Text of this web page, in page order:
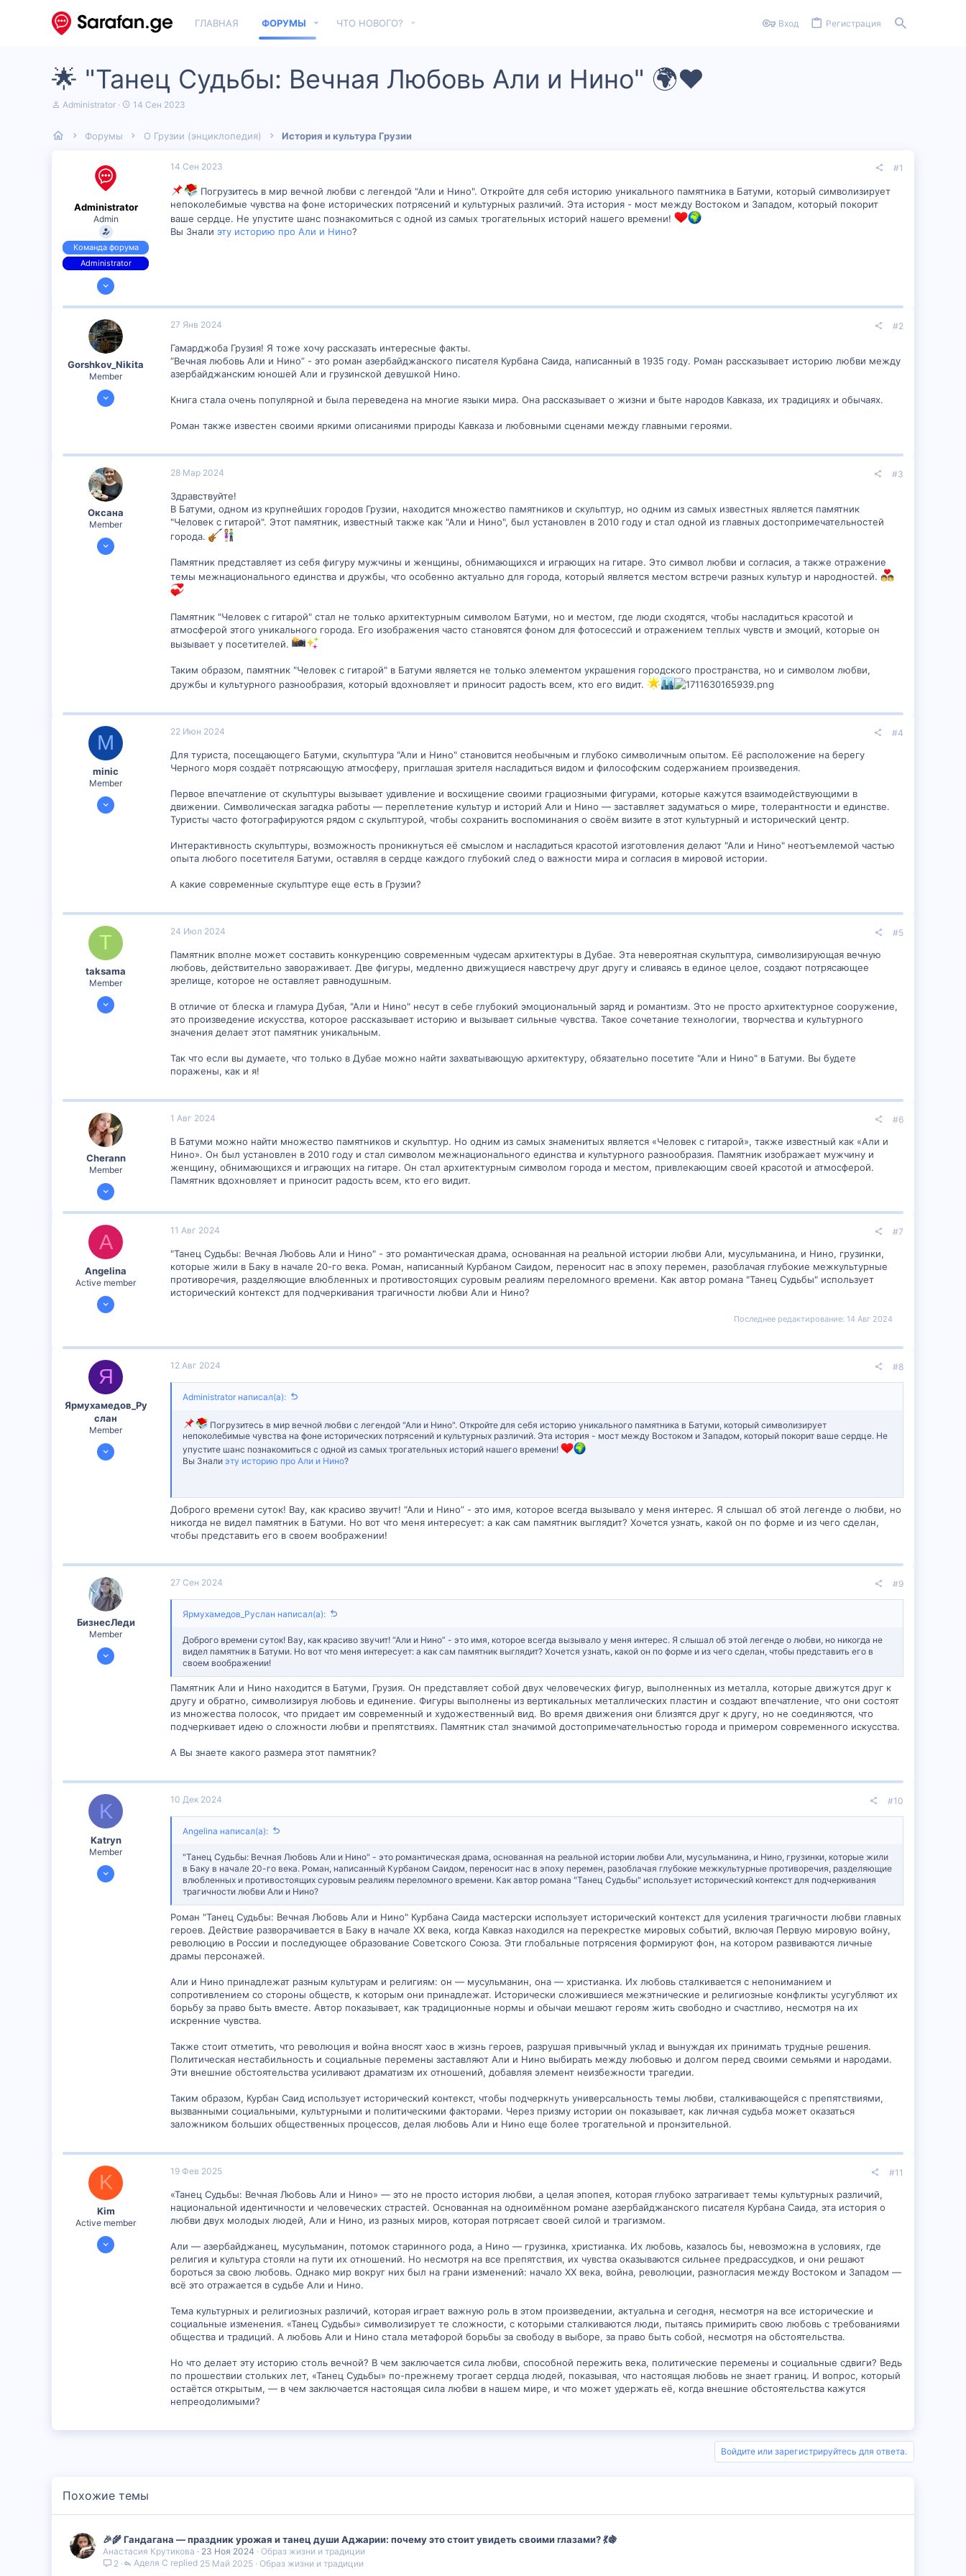
ГЛАВНАЯ ФОРУМЫ ЧТО НОВОГО? Вход Регистрация
🌟 "Танец Судьбы: Вечная Любовь Али и Нино" 🌍❤️
А
о
Administrator
Д
а
а
14 Сен 2023
Форумы О Грузии (энциклопедия) История и культура Грузии
Administrator
Admin
Команда форума
Administrator
7 Июн 2023
14 Сен 2023 #1
Погрузитесь в мир вечной любви с легендой "Али и Нино". Откройте для себя историю уникального памятника в Батуми, который символизирует
непоколебимые чувства на фоне исторических потрясений и культурных различий. Эта история - мост между Востоком и Западом, который покорит
ваше сердце. Не упустите шанс познакомиться с одной из самых трогательных историй нашего времени!
Вы Знали эту историю про Али и Нино?
Gorshkov_Nikita
Member
27 Янв 2024
27 Янв 2024 #2
Гамарджоба Грузия! Я тоже хочу рассказать интересные факты.
“Вечная любовь Али и Нино” - это роман азербайджанского писателя Курбана Саида, написанный в 1935 году. Роман рассказывает историю любви между
азербайджанским юношей Али и грузинской девушкой Нино.
Книга стала очень популярной и была переведена на многие языки мира. Она рассказывает о жизни и быте народов Кавказа, их традициях и обычаях.
Роман также известен своими яркими описаниями природы Кавказа и любовными сценами между главными героями.
Оксана
Member
16 Мар 2024
28 Мар 2024 #3
Здравствуйте!
В Батуми, одном из крупнейших городов Грузии, находится множество памятников и скульптур, но одним из самых известных является памятник
"Человек с гитарой". Этот памятник, известный также как "Али и Нино", был установлен в 2010 году и стал одной из главных достопримечательностей
города.
Памятник представляет из себя фигуру мужчины и женщины, обнимающихся и играющих на гитаре. Это символ любви и согласия, а также отражение
темы межнационального единства и дружбы, что особенно актуально для города, который является местом встречи разных культур и народностей.
Памятник "Человек с гитарой" стал не только архитектурным символом Батуми, но и местом, где люди сходятся, чтобы насладиться красотой и
атмосферой этого уникального города. Его изображения часто становятся фоном для фотосессий и отражением теплых чувств и эмоций, которые он
вызывает у посетителей.
Таким образом, памятник "Человек с гитарой" в Батуми является не только элементом украшения городского пространства, но и символом любви,
дружбы и культурного разнообразия, который вдохновляет и приносит радость всем, кто его видит.
M
minic
Member
20 Июн 2024
22 Июн 2024 #4
Для туриста, посещающего Батуми, скульптура "Али и Нино" становится необычным и глубоко символичным опытом. Её расположение на берегу
Черного моря создаёт потрясающую атмосферу, приглашая зрителя насладиться видом и философским содержанием произведения.
Первое впечатление от скульптуры вызывает удивление и восхищение своими грациозными фигурами, которые кажутся взаимодействующими в
движении. Символическая загадка работы — переплетение культур и историй Али и Нино — заставляет задуматься о мире, толерантности и единстве.
Туристы часто фотографируются рядом с скульптурой, чтобы сохранить воспоминания о своём визите в этот культурный и исторический центр.
Интерактивность скульптуры, возможность проникнуться её смыслом и насладиться красотой изготовления делают "Али и Нино" неотъемлемой частью
опыта любого посетителя Батуми, оставляя в сердце каждого глубокий след о важности мира и согласия в мировой истории.
А какие современные скульптуре еще есть в Грузии?
T
taksama
Member
20 Июл 2024
24 Июл 2024 #5
Памятник вполне может составить конкуренцию современным чудесам архитектуры в Дубае. Эта невероятная скульптура, символизирующая вечную
любовь, действительно завораживает. Две фигуры, медленно движущиеся навстречу друг другу и сливаясь в единое целое, создают потрясающее
зрелище, которое не оставляет равнодушным.
В отличие от блеска и гламура Дубая, "Али и Нино" несут в себе глубокий эмоциональный заряд и романтизм. Это не просто архитектурное сооружение,
это произведение искусства, которое рассказывает историю и вызывает сильные чувства. Такое сочетание технологии, творчества и культурного
значения делает этот памятник уникальным.
Так что если вы думаете, что только в Дубае можно найти захватывающую архитектуру, обязательно посетите "Али и Нино" в Батуми. Вы будете
поражены, как и я!
Cherann
Member
23 Июл 2024
1 Авг 2024 #6
В Батуми можно найти множество памятников и скульптур. Но одним из самых знаменитых является «Человек с гитарой», также известный как «Али и
Нино». Он был установлен в 2010 году и стал символом межнационального единства и культурного разнообразия. Памятник изображает мужчину и
женщину, обнимающихся и играющих на гитаре. Он стал архитектурным символом города и местом, привлекающим своей красотой и атмосферой.
Памятник вдохновляет и приносит радость всем, кто его видит.
A
Angelina
Active member
24 Июл 2024
38
11 Авг 2024 #7
"Танец Судьбы: Вечная Любовь Али и Нино" - это романтическая драма, основанная на реальной истории любви Али, мусульманина, и Нино, грузинки,
которые жили в Баку в начале 20-го века. Роман, написанный Курбаном Саидом, переносит нас в эпоху перемен, разоблачая глубокие межкультурные
противоречия, разделяющие влюбленных и противостоящих суровым реалиям переломного времени. Как автор романа "Танец Судьбы" использует
исторический контекст для подчеркивания трагичности любви Али и Нино?
Последнее редактирование: 14 Авг 2024
Я
Ярмухамедов_Ру
слан
Member
10 Авг 2024
12 Авг 2024 #8
Administrator написал(а):
Погрузитесь в мир вечной любви с легендой "Али и Нино". Откройте для себя историю уникального памятника в Батуми, который символизирует
непоколебимые чувства на фоне исторических потрясений и культурных различий. Эта история - мост между Востоком и Западом, который покорит ваше сердце. Не
упустите шанс познакомиться с одной из самых трогательных историй нашего времени!
Вы Знали эту историю про Али и Нино?
Доброго времени суток! Вау, как красиво звучит! “Али и Нино” - это имя, которое всегда вызывало у меня интерес. Я слышал об этой легенде о любви, но
никогда не видел памятник в Батуми. Но вот что меня интересует: а как сам памятник выглядит? Хочется узнать, какой он по форме и из чего сделан,
чтобы представить его в своем воображении!
БизнесЛеди
Member
24 Сен 2024
27 Сен 2024 #9
Ярмухамедов_Руслан написал(а):
Доброго времени суток! Вау, как красиво звучит! “Али и Нино” - это имя, которое всегда вызывало у меня интерес. Я слышал об этой легенде о любви, но никогда не
видел памятник в Батуми. Но вот что меня интересует: а как сам памятник выглядит? Хочется узнать, какой он по форме и из чего сделан, чтобы представить его в
своем воображении!
Памятник Али и Нино находится в Батуми, Грузия. Он представляет собой двух человеческих фигур, выполненных из металла, которые движутся друг к
другу и обратно, символизируя любовь и единение. Фигуры выполнены из вертикальных металлических пластин и создают впечатление, что они состоят
из множества полосок, что придает им современный и художественный вид. Во время движения они близятся друг к другу, но не соединяются, что
подчеркивает идею о сложности любви и препятствиях. Памятник стал значимой достопримечательностью города и примером современного искусства.
А Вы знаете какого размера этот памятник?
K
Katryn
Member
6 Дек 2024
10 Дек 2024 #10
Angelina написал(а):
"Танец Судьбы: Вечная Любовь Али и Нино" - это романтическая драма, основанная на реальной истории любви Али, мусульманина, и Нино, грузинки, которые жили
в Баку в начале 20-го века. Роман, написанный Курбаном Саидом, переносит нас в эпоху перемен, разоблачая глубокие межкультурные противоречия, разделяющие
влюбленных и противостоящих суровым реалиям переломного времени. Как автор романа "Танец Судьбы" использует исторический контекст для подчеркивания
трагичности любви Али и Нино?
Роман "Танец Судьбы: Вечная Любовь Али и Нино" Курбана Саида мастерски использует исторический контекст для усиления трагичности любви главных
героев. Действие разворачивается в Баку в начале XX века, когда Кавказ находился на перекрестке мировых событий, включая Первую мировую войну,
революцию в России и последующее образование Советского Союза. Эти глобальные потрясения формируют фон, на котором развиваются личные
драмы персонажей.
Али и Нино принадлежат разным культурам и религиям: он — мусульманин, она — христианка. Их любовь сталкивается с непониманием и
сопротивлением со стороны обществ, к которым они принадлежат. Исторически сложившиеся межэтнические и религиозные конфликты усугубляют их
борьбу за право быть вместе. Автор показывает, как традиционные нормы и обычаи мешают героям жить свободно и счастливо, несмотря на их
искренние чувства.
Также стоит отметить, что революция и война вносят хаос в жизнь героев, разрушая привычный уклад и вынуждая их принимать трудные решения.
Политическая нестабильность и социальные перемены заставляют Али и Нино выбирать между любовью и долгом перед своими семьями и народами.
Эти внешние обстоятельства усиливают драматизм их отношений, добавляя элемент неизбежности трагедии.
Таким образом, Курбан Саид использует исторический контекст, чтобы подчеркнуть универсальность темы любви, сталкивающейся с препятствиями,
вызванными социальными, культурными и политическими факторами. Через призму истории он показывает, как личная судьба может оказаться
заложником больших общественных процессов, делая любовь Али и Нино еще более трогательной и пронзительной.
K
Kim
Active member
15 Ноя 2024
19 Фев 2025 #11
«Танец Судьбы: Вечная Любовь Али и Нино» — это не просто история любви, а целая эпопея, которая глубоко затрагивает темы культурных различий,
национальной идентичности и человеческих страстей. Основанная на одноимённом романе азербайджанского писателя Курбана Саида, эта история о
любви двух молодых людей, Али и Нино, из разных миров, которая потрясает своей силой и трагизмом.
Али — азербайджанец, мусульманин, потомок старинного рода, а Нино — грузинка, христианка. Их любовь, казалось бы, невозможна в условиях, где
религия и культура стояли на пути их отношений. Но несмотря на все препятствия, их чувства оказываются сильнее предрассудков, и они решают
бороться за свою любовь. Однако мир вокруг них был на грани изменений: начало XX века, война, революции, разногласия между Востоком и Западом —
всё это отражается в судьбе Али и Нино.
Тема культурных и религиозных различий, которая играет важную роль в этом произведении, актуальна и сегодня, несмотря на все исторические и
социальные изменения. «Танец Судьбы» символизирует те сложности, с которыми сталкиваются люди, пытаясь примирить свою любовь с требованиями
общества и традиций. А любовь Али и Нино стала метафорой борьбы за свободу в выборе, за право быть собой, несмотря на обстоятельства.
Но что делает эту историю столь вечной? В чем заключается сила любви, способной пережить века, политические перемены и социальные сдвиги? Ведь
по прошествии стольких лет, «Танец Судьбы» по-прежнему трогает сердца людей, показывая, что настоящая любовь не знает границ. И вопрос, который
остаётся открытым, — в чем заключается настоящая сила любви в нашем мире, и что может удержать её, когда внешние обстоятельства кажутся
непреодолимыми?
Войдите или зарегистрируйтесь для ответа.
Похожие темы
🎉🌾 Гандагана — праздник урожая и танец души Аджарии: почему это стоит увидеть своими глазами? 💃🍇
Анастасия Крутикова 23 Ноя 2024
Образ жизни и традиции
2
Образ жизни и традиции
25 Май 2025
Аделя С